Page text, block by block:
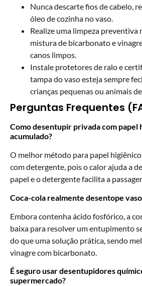
Nunca descarte fios de cabelo,
óleo de cozinha no vaso.
Realize uma limpeza preventiva
mistura de bicarbonato e
canos limpos.
Instale protetores de ralo e
tampa do vaso esteja sempre
crianças pequenas ou animais
Perguntas Frequentes
Como desentupir privada com papel
acumulado?
O melhor método para papel
com detergente, pois o calor ajuda a
papel e o detergente facilita a
Coca-cola realmente desentope
Embora contenha ácido fosfórico, a
baixa para resolver um entupimento
do que uma solução prática, sendo
vinagre com bicarbonato.
É seguro usar desentupidores
supermercado?